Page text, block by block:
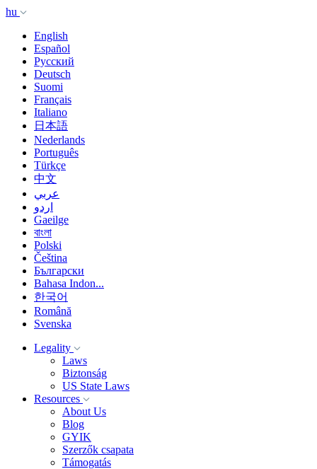
hu
English
Español
Русский
Deutsch
Suomi
Français
Italiano
日本語
Nederlands
Português
Türkçe
中文
عربي
اردو
Gaeilge
বাংলা
Polski
Čeština
Български
Bahasa Indon...
한국어
Română
Svenska
Legality
Laws
Biztonság
US State Laws
Resources
About Us
Blog
GYIK
Szerzők csapata
Támogatás